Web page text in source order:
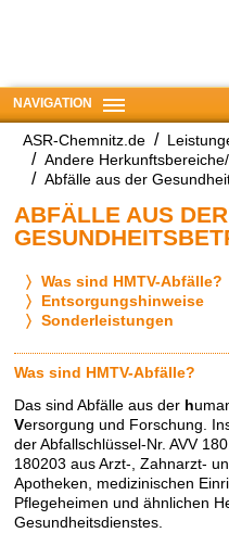
NAVIGATION
ASR-Chemnitz.de
Andere
Abfälle aus der
ABFÄLLE AUS DER
Was sind HMTV-Abfälle?
Entsorgungshinweise
Sonderleistungen
Was sind HMTV-Abfälle?
Das sind Abfälle aus der h
Versorgung und Forschung.
der Abfallschlüssel-Nr. AVV
180203 aus Arzt-, Zahnarzt-
Apotheken, medizinischen
Pflegeheimen und ähnlichen
Gesundheitsdienstes.